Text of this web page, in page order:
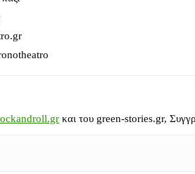
και του green-stories.gr,